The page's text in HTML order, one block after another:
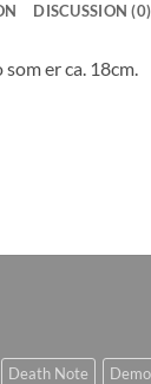
DISCUSSION (0)
er ca. 18cm.
Death Note